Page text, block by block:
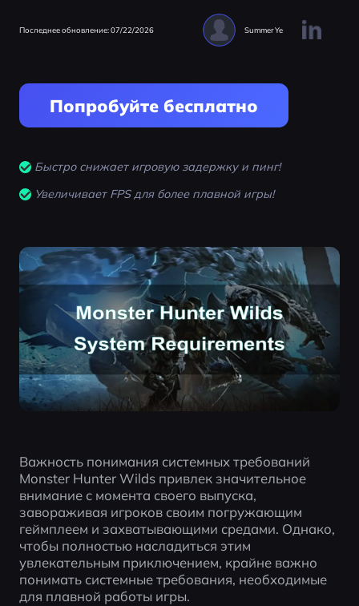
Последнее обновление: 07/22/2026 Summer Ye
Попробуйте бесплатно
Быстро снижает игровую задержку и пинг!
Увеличивает FPS для более плавной игры!
Важность понимания системных требований
Monster Hunter Wilds привлек значительное
внимание с момента своего выпуска,
завораживая игроков своим погружающим
геймплеем и захватывающими средами. Однако,
чтобы полностью насладиться этим
увлекательным приключением, крайне важно
понимать системные требования, необходимые
для плавной работы игры.